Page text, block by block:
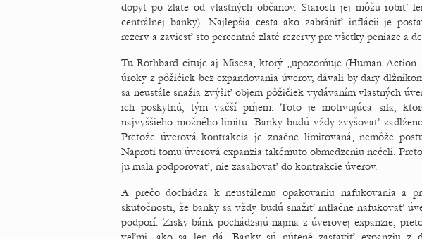
dopyt po zlate od vlastných občanov. Starosti jej môžu robiť
centrálnej banky). Najlepšia cesta ako zabrániť inflácii je
rezerv a zaviesť sto percentné zlaté rezervy pre všetky peniaze a
Tu Rothbard cituje aj Misesa, ktorý „upozorňuje (Human
úroky z pôžičiek bez expandovania úverov, dávali by dary
sa neustále snažia zvýšiť objem pôžičiek vydávaním vlastných
ich poskytnú, tým väčší príjem. Toto je motivujúca sila,
najvyššieho možného limitu. Banky budú vždy zvyšovať
Pretože úverová kontrakcia je značne limitovaná, nemôže
Naproti tomu úverová expanzia takémuto obmedzeniu nečelí.
ju mala podporovať, nie zasahovať do kontrakcie úverov.
A prečo dochádza k neustálemu opakovaniu nafukovania a
skutočnosti, že banky sa vždy budú snažiť inflačne nafukovať
podporí. Zisky bánk pochádzajú najmä z úverovej expanzie,